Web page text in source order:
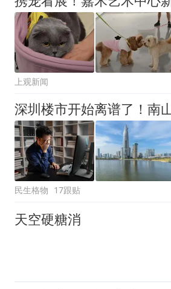
上观新闻
民生格物 17跟贴
天空硬糖消